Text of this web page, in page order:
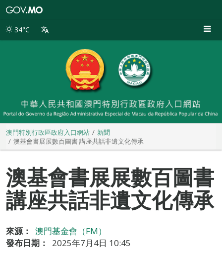
別
34°C
澳門特別行政區政府入口網站
新聞
澳基會書展展數百圖書 講座共話非遺文化傳承
澳基會書展展數百圖書
講座共話非遺文化傳承
來源：
澳門基金會（FM）
發布日期：
2025年7月4日 10:45